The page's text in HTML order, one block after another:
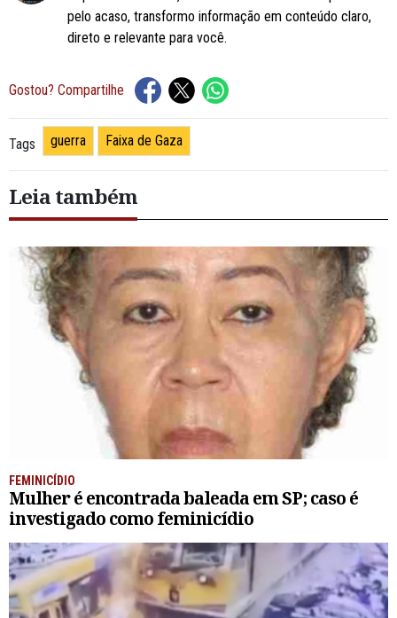
pelo acaso, transformo informação em conteúdo claro,
direto e relevante para você.
Gostou? Compartilhe
Tags guerra Faixa de Gaza
Leia também
FEMINICÍDIO
Mulher é encontrada baleada em SP; caso é
investigado como feminicídio